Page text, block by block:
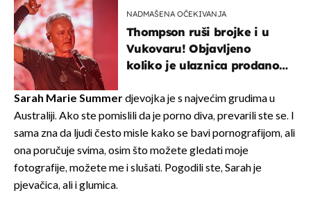
NADMAŠENA OČEKIVANJA
Thompson ruši brojke i u
Vukovaru! Objavljeno
koliko je ulaznica prodano
Sarah Marie Summerdjevojka je s najvećim grudima u
Australiji. Ako ste pomislili da je porno diva, prevarili ste se. I
sama zna da ljudi često misle kako se bavi pornografijom, ali
ona poručuje svima, osim što možete gledati moje
fotografije, možete me i slušati. Pogodili ste, Sarah je
pjevačica, ali i glumica.